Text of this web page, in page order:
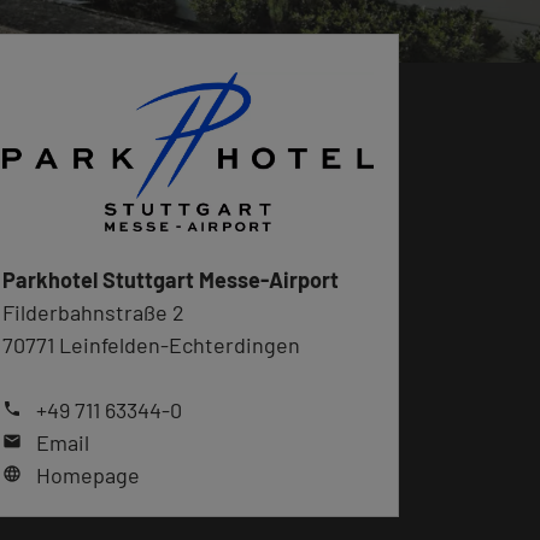
Parkhotel Stuttgart Messe-Airport
Filderbahnstraße 2
70771 Leinfelden-Echterdingen
phone +49 711 63344-0
mail Email
language Homepage